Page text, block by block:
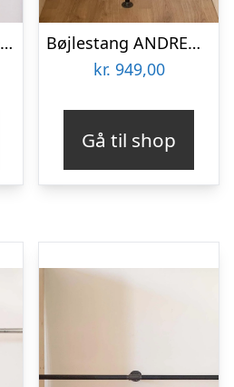
Bøjlestang CHARLOTTE sølv med messing med hylde (hylden er ikke vist på billedet)
Bøjlestang ANDREA sort med messing | Bestil på specialmål
kr. 949,00
Gå til shop